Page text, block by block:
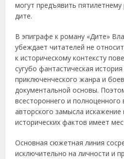
могут предъявить
дите.
В эпиграфе к роману «Дите»
убеждает читателей не
к историческому контексту
сугубо фантастическая
приключенческого жанра и
документальной основы.
всестороннего и
авторского замысла искажение
исторических фактов имеет
Основная сюжетная линия
исключительно на личности и